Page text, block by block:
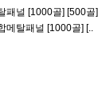
패널 [1000골] [500골]
탈패널 [1000골] [..